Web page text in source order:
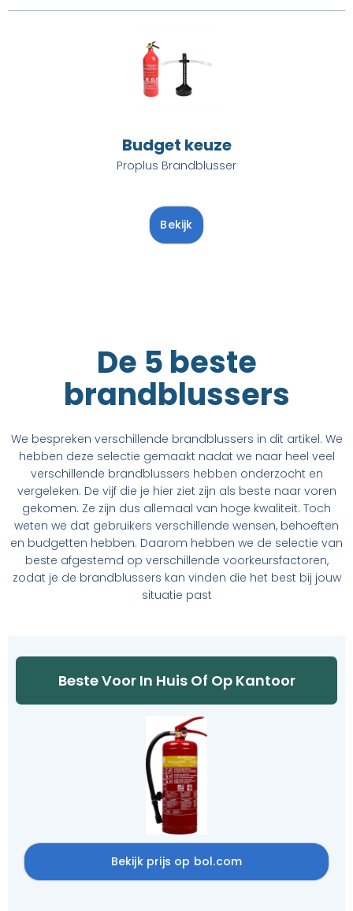
Budget keuze
Proplus Brandblusser
Bekijk
De 5 beste
brandblussers
We bespreken verschillende brandblussers in dit artikel. We
hebben deze selectie gemaakt nadat we naar heel veel
verschillende brandblussers hebben onderzocht en
vergeleken. De vijf die je hier ziet zijn als beste naar voren
gekomen. Ze zijn dus allemaal van hoge kwaliteit. Toch
weten we dat gebruikers verschillende wensen, behoeften
en budgetten hebben. Daarom hebben we de selectie van
beste afgestemd op verschillende voorkeursfactoren,
zodat je de brandblussers kan vinden die het best bij jouw
situatie past
Beste Voor In Huis Of Op Kantoor
Bekijk prijs op bol.com